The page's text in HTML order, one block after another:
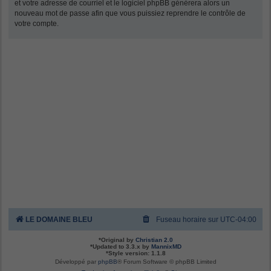
et votre adresse de courriel et le logiciel phpBB générera alors un
nouveau mot de passe afin que vous puissiez reprendre le contrôle de
votre compte.
LE DOMAINE BLEU Fuseau horaire sur UTC-04:00
*Original by Christian 2.0
*Updated to 3.3.x by MannixMD
*Style version: 1.1.8
Développé par phpBB® Forum Software © phpBB Limited